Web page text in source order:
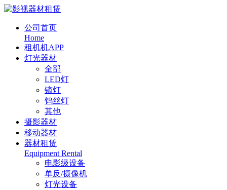
公司首页
Home
租机机APP
灯光器材
全部
LED灯
镝灯
钨丝灯
其他
摄影器材
移动器材
器材租赁
Equipment Rental
电影级设备
单反/摄像机
灯光设备